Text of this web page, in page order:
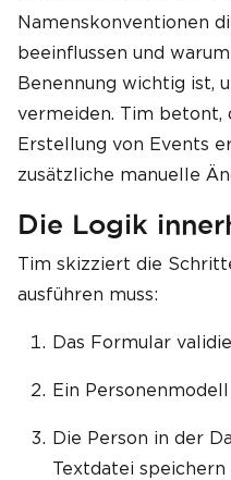
Namenskonventionen
beeinflussen und
Benennung wichtig ist,
vermeiden. Tim betont,
Erstellung von Events
zusätzliche manuelle
Die Logik
Tim skizziert die
ausführen muss:
Das Formular
Ein
Die Person in der
Textdatei speichern